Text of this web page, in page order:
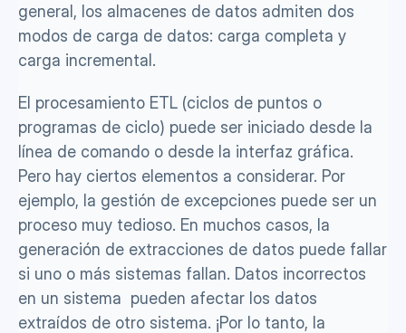
general, los almacenes de datos admiten dos
modos de carga de datos: carga completa y
carga incremental.
El procesamiento ETL (ciclos de puntos o
programas de ciclo) puede ser iniciado desde la
línea de comando o desde la interfaz gráfica.
Pero hay ciertos elementos a considerar. Por
ejemplo, la gestión de excepciones puede ser un
proceso muy tedioso. En muchos casos, la
generación de extracciones de datos puede fallar
si uno o más sistemas fallan. Datos incorrectos
en un sistema  pueden afectar los datos
extraídos de otro sistema. ¡Por lo tanto, la